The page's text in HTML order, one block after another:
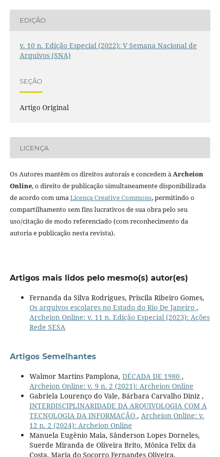
EDIÇÃO
v. 10 n. Edição Especial (2022): V Semana Nacional de
Arquivos (SNA)
SEÇÃO
Artigo Original
LICENÇA
Os Autores mantêm os direitos autorais e concedem àArcheion
Online, o direito de publicação simultaneamente disponibilizada
de acordo com umaLicença Creative Commons, permitindo o
compartilhamento sem fins lucrativos de sua obra pelo seu
uso/citação de modo referenciado (com reconhecimento da
autoria e publicação nesta revista).
Artigos mais lidos pelo mesmo(s) autor(es)
Fernanda da Silva Rodrigues, Priscila Ribeiro Gomes,
Os arquivos escolares no Estado do Rio De Janeiro ,
Archeion Online: v. 11 n. Edição Especial (2023): Ações
Rede SESA
Artigos Semelhantes
Walmor Martins Pamplona, DÉCADA DE 1980 ,
Archeion Online: v. 9 n. 2 (2021): Archeion Online
Gabriela Lourenço do Vale, Bárbara Carvalho Diniz ,
INTERDISCIPLINARIDADE DA ARQUIVOLOGIA COM A
TECNOLOGIA DA INFORMAÇÃO , Archeion Online: v.
12 n. 2 (2024): Archeion Online
Manuela Eugênio Maia, Sânderson Lopes Dorneles,
Suerde Miranda de Oliveira Brito, Mônica Felix da
Costa, Maria do Socorro Fernandes Oliveira,